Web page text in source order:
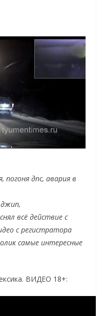
погоня дпс, авария в
джип,
всё действие с
с регистратора
самые интересные
ВИДЕО 18+: